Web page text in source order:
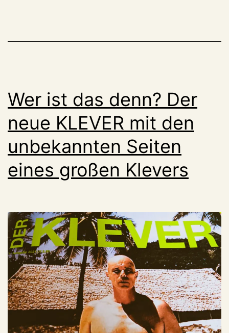
Wer ist das denn? Der
neue KLEVER mit den
unbekannten Seiten
eines großen Klevers